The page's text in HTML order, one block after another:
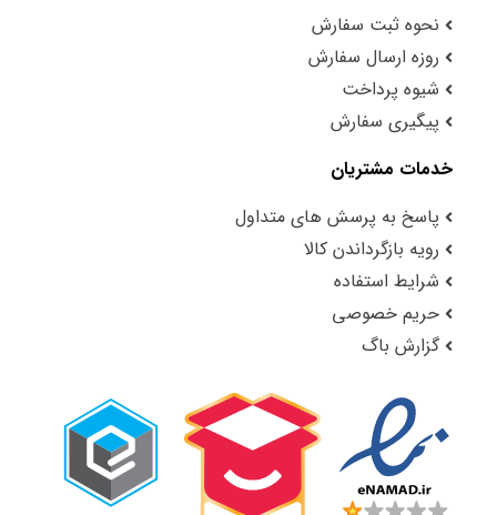
نحوه ثبت سفارش
روزه ارسال سفارش
شیوه پرداخت
پیگیری سفارش
خدمات مشتریان
پاسخ به پرسش های متداول
رویه بازگرداندن کالا
شرایط استفاده
حریم خصوصی
گزارش باگ